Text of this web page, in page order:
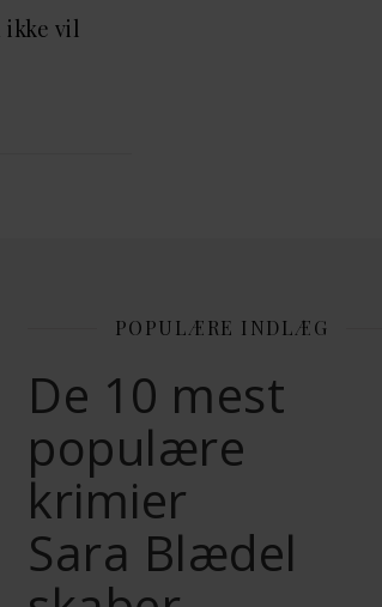
ikke vil
POPULÆRE INDLÆG
De 10 mest
populære
krimier
Sara Blædel